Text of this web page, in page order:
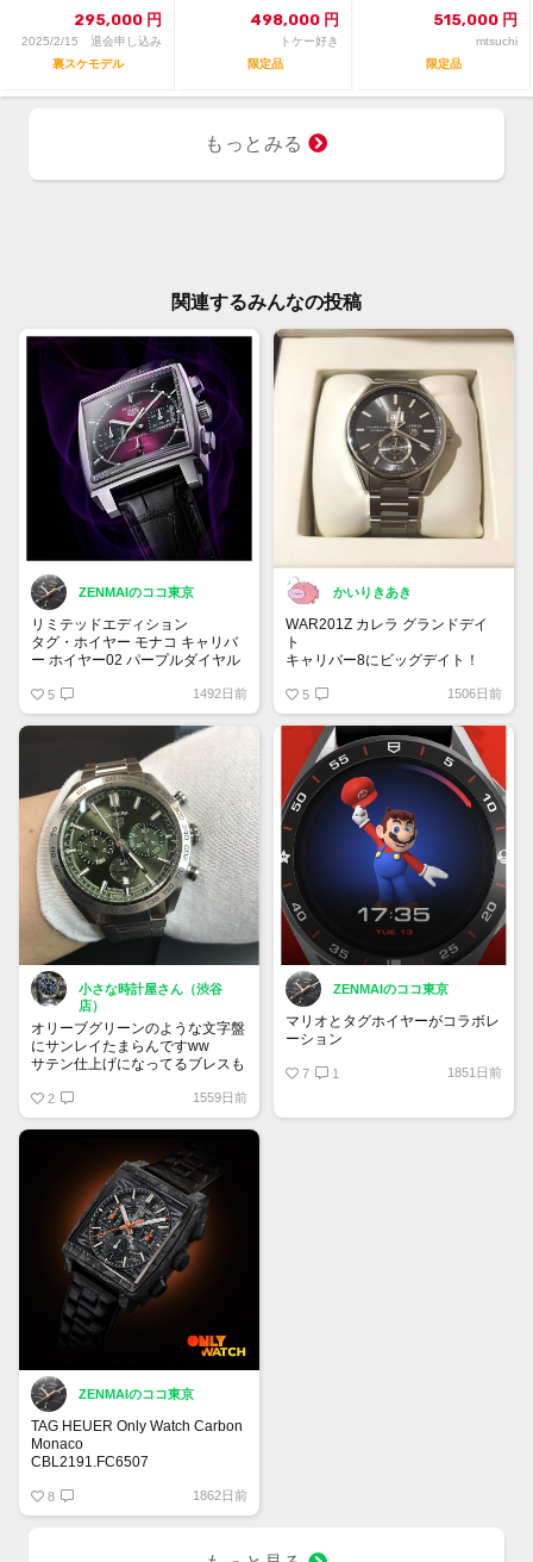
295,000 円
2025/2/15 退会申し込み
裏スケモデル
498,000 円
トケー好き
限定品
515,000 円
mtsuchi
限定品
もっとみる
関連するみんなの投稿
ZENMAIのココ東京
リミテッドエディション
タグ・ホイヤー モナコ キャリバ
ー ホイヤー02 パープルダイヤル
自動巻クロノグラフ - 直径39 mm
CBL2118.FC6518
パープル来そうですよね！
5 1492日前
かいりきあき
WAR201Z カレラ グランドデイ
ト
キャリバー8にビッグデイト！
象 5 1506日前
小さな時計屋さん（渋谷
店）
オリーブグリーンのような文字盤
にサンレイたまらんですww
サテン仕上げになってるブレスも
2 1559日前
ZENMAIのココ東京
マリオとタグホイヤーがコラボレ
ーション
7 1 1851日前
ZENMAIのココ東京
TAG HEUER Only Watch Carbon
Monaco
CBL2191.FC6507
金属製のブレスレットを思わせる
ハンドメイドレザー
8 1862日前